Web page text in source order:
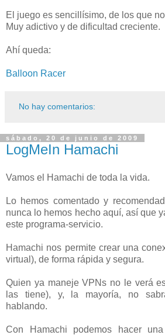
El juego es sencillísimo, de los que
Muy adictivo y de dificultad creciente.
Ahí queda:
Balloon Racer
No hay comentarios:
sábado, 20 de junio de 2009
LogMeIn Hamachi
Vamos el Hamachi de toda la vida.
Lo hemos comentado y
nunca lo hemos hecho aquí, así que
este programa-servicio.
Hamachi nos permite crear una
virtual), de forma rápida y segura.
Quien ya maneje VPNs no le verá
las tiene), y, la mayoría, no
hablando.
Con Hamachi podemos hacer